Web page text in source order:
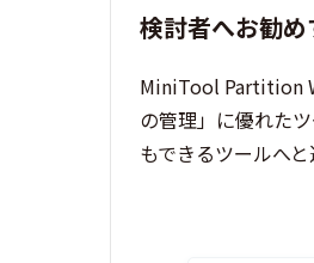
検討者へお勧
MiniTool Partition
の管理」に優れた
もできるツールへと